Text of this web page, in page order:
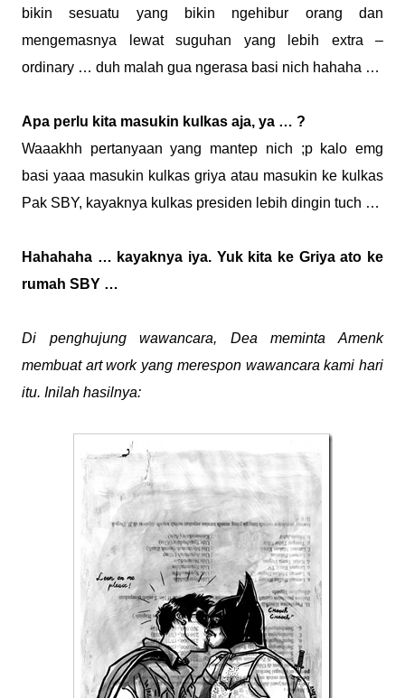
bikin sesuatu yang bikin ngehibur orang dan
mengemasnya lewat suguhan yang lebih extra –
ordinary … duh malah gua ngerasa basi nich hahaha …
Apa perlu kita masukin kulkas aja, ya … ?
Waaakhh pertanyaan yang mantep nich ;p kalo emg
basi yaaa masukin kulkas griya atau masukin ke kulkas
Pak SBY, kayaknya kulkas presiden lebih dingin tuch …
Hahahaha … kayaknya iya. Yuk kita ke Griya ato ke
rumah SBY …
Di penghujung wawancara, Dea meminta Amenk
membuat art work yang merespon wawancara kami hari
itu. Inilah hasilnya: